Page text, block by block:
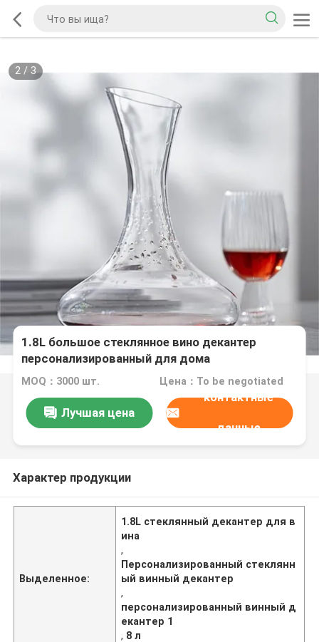
2/ 3
1.8L большое стеклянное вино декантер
персонализированный для дома
MOQ：3000 шт. Цена：To be negotiated
Лучшая цена
контактные
данные
Характер продукции
Выделенное:
1.8L стеклянный декантер для в
ина
,
Персонализированный стеклянн
ый винный декантер
,
персонализированный винный д
екантер 1
, 8 л